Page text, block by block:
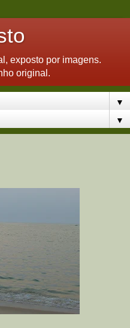
exposto por imagens.
original.
▼
▼